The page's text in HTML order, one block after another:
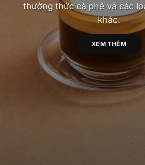
thưởng thức cà phê và các
khác.
XEM THÊM